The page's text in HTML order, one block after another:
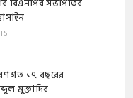
বিএনপির সভাপতির
গত ১৭ বছরের
মুক্তাদির